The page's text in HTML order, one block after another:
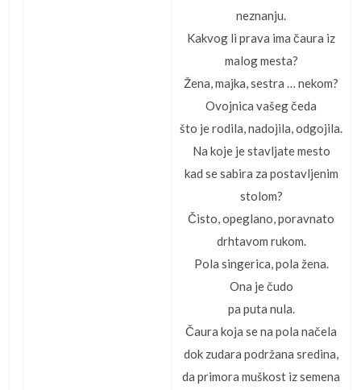
neznanju.
Kakvog li prava ima čaura iz
malog mesta?
Žena, majka, sestra … nekom?
Ovojnica vašeg čeda
što je rodila, nadojila, odgojila.
Na koje je stavljate mesto
kad se sabira za postavljenim
stolom?
Čisto, opeglano, poravnato
drhtavom rukom.
Pola singerica, pola žena.
Ona je čudo
pa puta nula.
Čaura koja se na pola načela
dok zudara podržana sredina,
da primora muškost iz semena